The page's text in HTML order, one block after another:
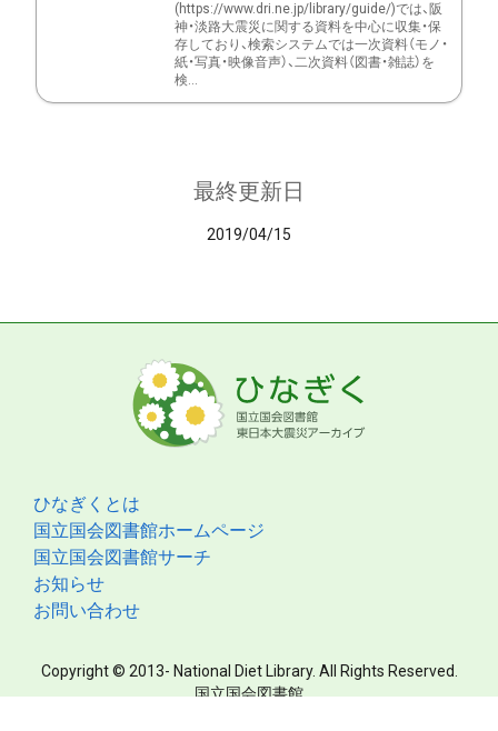
(https://www.dri.ne.jp/library/guide/)では、阪
神・淡路大震災に関する資料を中心に収集・保
存しており、検索システムでは一次資料（モノ・
紙・写真・映像音声）、二次資料（図書・雑誌）を
検...
最終更新日
2019/04/15
ひなぎくとは
国立国会図書館ホームページ
国立国会図書館サーチ
お知らせ
お問い合わせ
Copyright © 2013- National Diet Library. All Rights Reserved.